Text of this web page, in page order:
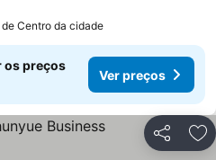
de Centro da cidade
os preços
Ver preços
Partilhar